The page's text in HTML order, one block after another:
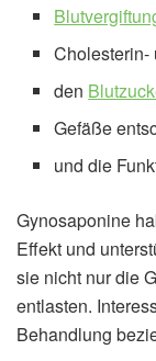
Cholesterin-
den
Gefäße
und die
Gynosaponine
Effekt und
sie nicht nur die
entlasten.
Behandlung